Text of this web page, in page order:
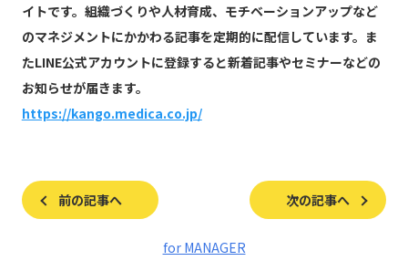
イトです。組織づくりや人材育成、モチベーションアップなど
のマネジメントにかかわる記事を定期的に配信しています。ま
たLINE公式アカウントに登録すると新着記事やセミナーなどの
お知らせが届きます。
https://kango.medica.co.jp/
前の記事へ 次の記事へ
for MANAGER